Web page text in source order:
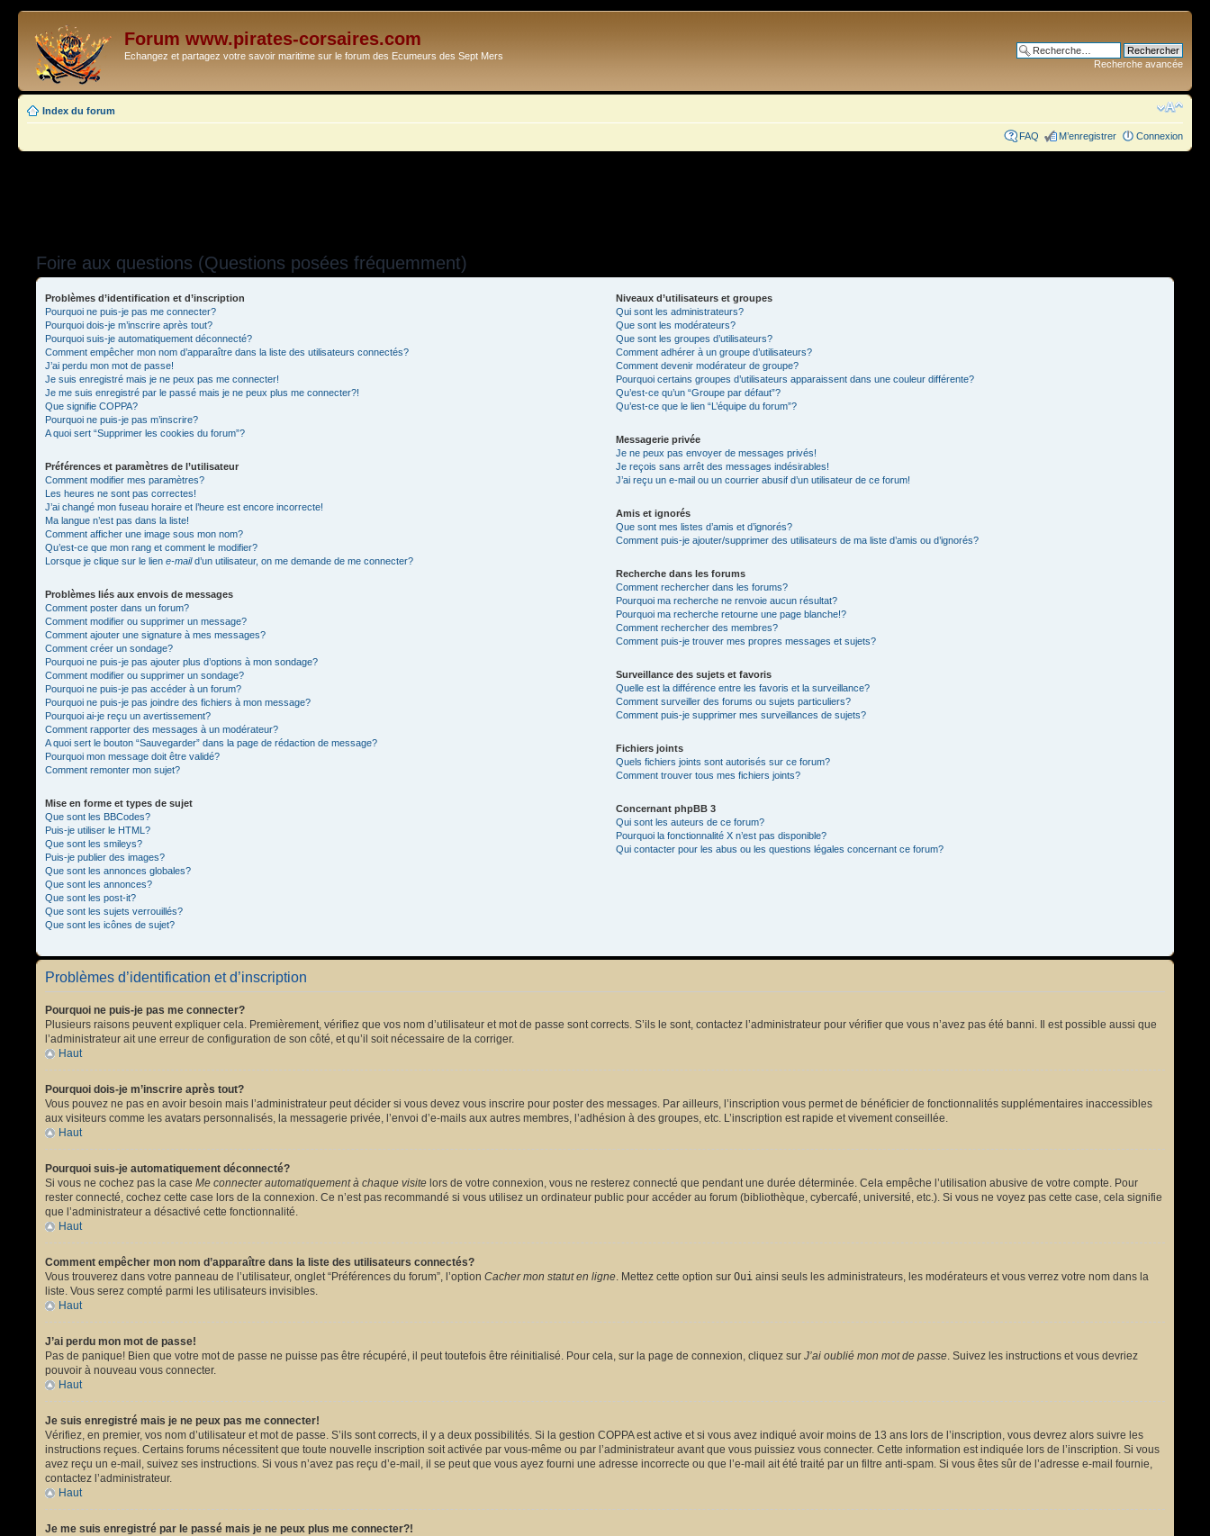
Forum www.pirates-corsaires.com
Echangez et partagez votre savoir maritime sur le forum des Ecumeurs des Sept Mers
Recherche avancée
Index du forum
FAQ M’enregistrer Connexion
Foire aux questions (Questions posées fréquemment)
Problèmes d’identification et d’inscription
Pourquoi ne puis-je pas me connecter?
Pourquoi dois-je m’inscrire après tout?
Pourquoi suis-je automatiquement déconnecté?
Comment empêcher mon nom d’apparaître dans la liste des utilisateurs connectés?
J’ai perdu mon mot de passe!
Je suis enregistré mais je ne peux pas me connecter!
Je me suis enregistré par le passé mais je ne peux plus me connecter?!
Que signifie COPPA?
Pourquoi ne puis-je pas m’inscrire?
A quoi sert “Supprimer les cookies du forum”?
Préférences et paramètres de l’utilisateur
Comment modifier mes paramètres?
Les heures ne sont pas correctes!
J’ai changé mon fuseau horaire et l’heure est encore incorrecte!
Ma langue n’est pas dans la liste!
Comment afficher une image sous mon nom?
Qu’est-ce que mon rang et comment le modifier?
Lorsque je clique sur le lien e-maild’un utilisateur, on me demande de me connecter?
Problèmes liés aux envois de messages
Comment poster dans un forum?
Comment modifier ou supprimer un message?
Comment ajouter une signature à mes messages?
Comment créer un sondage?
Pourquoi ne puis-je pas ajouter plus d’options à mon sondage?
Comment modifier ou supprimer un sondage?
Pourquoi ne puis-je pas accéder à un forum?
Pourquoi ne puis-je pas joindre des fichiers à mon message?
Pourquoi ai-je reçu un avertissement?
Comment rapporter des messages à un modérateur?
A quoi sert le bouton “Sauvegarder” dans la page de rédaction de message?
Pourquoi mon message doit être validé?
Comment remonter mon sujet?
Mise en forme et types de sujet
Que sont les BBCodes?
Puis-je utiliser le HTML?
Que sont les smileys?
Puis-je publier des images?
Que sont les annonces globales?
Que sont les annonces?
Que sont les post-it?
Que sont les sujets verrouillés?
Que sont les icônes de sujet?
Niveaux d’utilisateurs et groupes
Qui sont les administrateurs?
Que sont les modérateurs?
Que sont les groupes d’utilisateurs?
Comment adhérer à un groupe d’utilisateurs?
Comment devenir modérateur de groupe?
Pourquoi certains groupes d’utilisateurs apparaissent dans une couleur différente?
Qu’est-ce qu’un “Groupe par défaut”?
Qu’est-ce que le lien “L’équipe du forum”?
Messagerie privée
Je ne peux pas envoyer de messages privés!
Je reçois sans arrêt des messages indésirables!
J’ai reçu un e-mail ou un courrier abusif d’un utilisateur de ce forum!
Amis et ignorés
Que sont mes listes d’amis et d’ignorés?
Comment puis-je ajouter/supprimer des utilisateurs de ma liste d’amis ou d’ignorés?
Recherche dans les forums
Comment rechercher dans les forums?
Pourquoi ma recherche ne renvoie aucun résultat?
Pourquoi ma recherche retourne une page blanche!?
Comment rechercher des membres?
Comment puis-je trouver mes propres messages et sujets?
Surveillance des sujets et favoris
Quelle est la différence entre les favoris et la surveillance?
Comment surveiller des forums ou sujets particuliers?
Comment puis-je supprimer mes surveillances de sujets?
Fichiers joints
Quels fichiers joints sont autorisés sur ce forum?
Comment trouver tous mes fichiers joints?
Concernant phpBB 3
Qui sont les auteurs de ce forum?
Pourquoi la fonctionnalité X n’est pas disponible?
Qui contacter pour les abus ou les questions légales concernant ce forum?
Problèmes d’identification et d’inscription
Pourquoi ne puis-je pas me connecter?
Plusieurs raisons peuvent expliquer cela. Premièrement, vérifiez que vos nom d’utilisateur et mot de passe sont corrects. S’ils le sont, contactez l’administrateur pour vérifier que vous n’avez pas été banni. Il est possible aussi que
l’administrateur ait une erreur de configuration de son côté, et qu’il soit nécessaire de la corriger.
Haut
Pourquoi dois-je m’inscrire après tout?
Vous pouvez ne pas en avoir besoin mais l’administrateur peut décider si vous devez vous inscrire pour poster des messages. Par ailleurs, l’inscription vous permet de bénéficier de fonctionnalités supplémentaires inaccessibles
aux visiteurs comme les avatars personnalisés, la messagerie privée, l’envoi d’e-mails aux autres membres, l’adhésion à des groupes, etc. L’inscription est rapide et vivement conseillée.
Haut
Pourquoi suis-je automatiquement déconnecté?
Si vous ne cochez pas la case Me connecter automatiquement à chaque visite lors de votre connexion, vous ne resterez connecté que pendant une durée déterminée. Cela empêche l’utilisation abusive de votre compte. Pour
rester connecté, cochez cette case lors de la connexion. Ce n’est pas recommandé si vous utilisez un ordinateur public pour accéder au forum (bibliothèque, cybercafé, université, etc.). Si vous ne voyez pas cette case, cela signifie
que l’administrateur a désactivé cette fonctionnalité.
Haut
Comment empêcher mon nom d’apparaître dans la liste des utilisateurs connectés?
Vous trouverez dans votre panneau de l’utilisateur, onglet “Préférences du forum”, l’option Cacher mon statut en ligne. Mettez cette option sur Oui ainsi seuls les administrateurs, les modérateurs et vous verrez votre nom dans la
liste. Vous serez compté parmi les utilisateurs invisibles.
Haut
J’ai perdu mon mot de passe!
Pas de panique! Bien que votre mot de passe ne puisse pas être récupéré, il peut toutefois être réinitialisé. Pour cela, sur la page de connexion, cliquez sur J’ai oublié mon mot de passe. Suivez les instructions et vous devriez
pouvoir à nouveau vous connecter.
Haut
Je suis enregistré mais je ne peux pas me connecter!
Vérifiez, en premier, vos nom d’utilisateur et mot de passe. S’ils sont corrects, il y a deux possibilités. Si la gestion COPPA est active et si vous avez indiqué avoir moins de 13 ans lors de l’inscription, vous devrez alors suivre les
instructions reçues. Certains forums nécessitent que toute nouvelle inscription soit activée par vous-même ou par l’administrateur avant que vous puissiez vous connecter. Cette information est indiquée lors de l’inscription. Si vous
avez reçu un e-mail, suivez ses instructions. Si vous n’avez pas reçu d’e-mail, il se peut que vous ayez fourni une adresse incorrecte ou que l’e-mail ait été traité par un filtre anti-spam. Si vous êtes sûr de l’adresse e-mail fournie,
contactez l’administrateur.
Haut
Je me suis enregistré par le passé mais je ne peux plus me connecter?!